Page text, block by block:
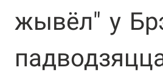
жывёл" у